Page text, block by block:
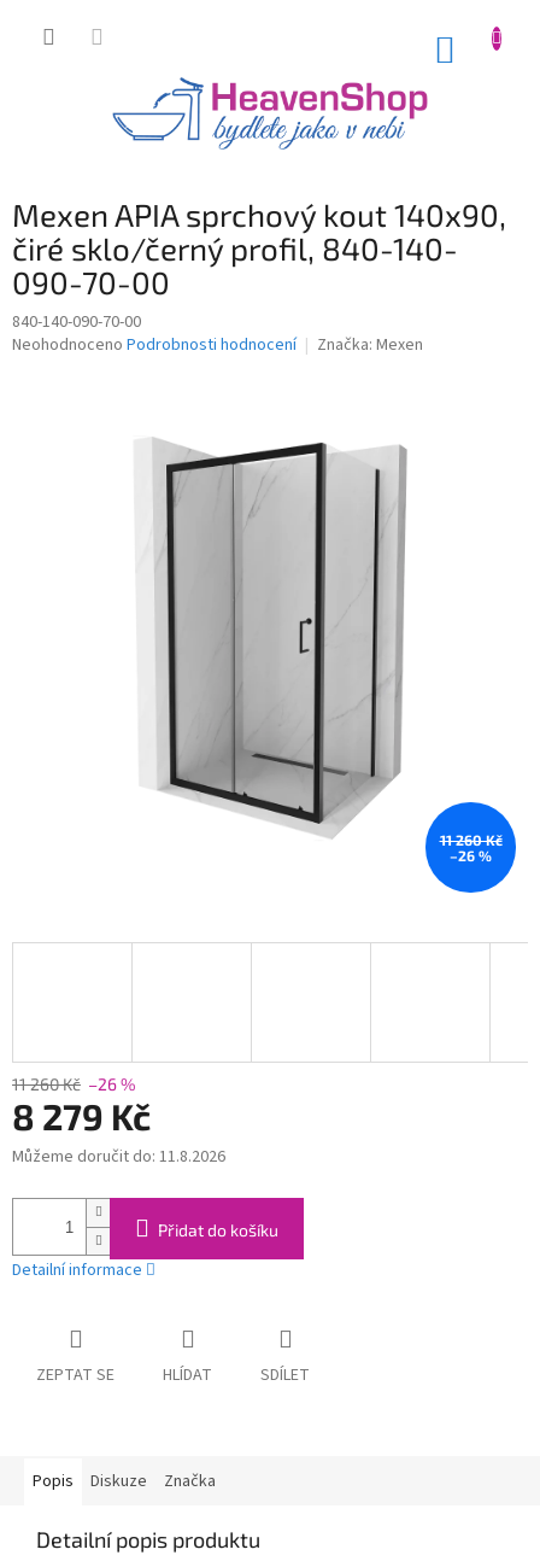
Mexen APIA sprchový kout 140x90,
čiré sklo/černý profil, 840-140-
090-70-00
840-140-090-70-00
Průměrné
Neohodnoceno Podrobnosti hodnocení Značka: Mexen
11 260 Kč
–26 %
11 260 Kč –26 %
8 279 Kč
Měrná
Můžeme doručit do: 11.8.2026
Přidat do košíku
Detailní informace
ZEPTAT SE HLÍDAT SDÍLET
Popis Diskuze Značka
Detailní popis produktu